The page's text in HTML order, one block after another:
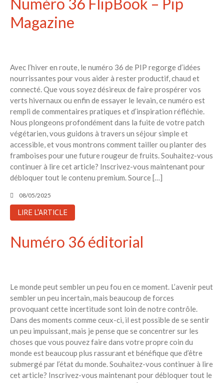
Numéro 36 FlipBook – Pip
Magazine
Avec l’hiver en route, le numéro 36 de PIP regorge d’idées
nourrissantes pour vous aider à rester productif, chaud et
connecté. Que vous soyez désireux de faire prospérer vos
verts hivernaux ou enfin de essayer le levain, ce numéro est
rempli de commentaires pratiques et d’inspiration réfléchie.
Nous plongeons profondément dans la fuite de votre patch
végétarien, vous guidons à travers un séjour simple et
accessible, et vous montrons comment tailler ou planter des
framboises pour une future rougeur de fruits. Souhaitez-vous
continuer à lire cet article? Inscrivez-vous maintenant pour
débloquer tout le contenu premium. Source […]
08/05/2025
LIRE L'ARTICLE
Numéro 36 éditorial
Le monde peut sembler un peu fou en ce moment. L’avenir peut
sembler un peu incertain, mais beaucoup de forces
provoquant cette incertitude sont loin de notre contrôle.
Dans des moments comme ceux-ci, il est possible de se sentir
un peu impuissant, mais je pense que se concentrer sur les
choses que vous pouvez faire dans votre propre coin du
monde est beaucoup plus rassurant et bénéfique que d’être
submergé par l’état du monde. Souhaitez-vous continuer à lire
cet article? Inscrivez-vous maintenant pour débloquer tout le